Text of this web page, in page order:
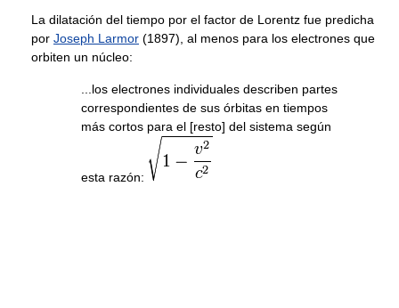
La dilatación del tiempo por el factor de Lorentz fue predicha
por Joseph Larmor (1897), al menos para los electrones que
orbiten un núcleo:
...los electrones individuales describen partes
correspondientes de sus órbitas en tiempos
más cortos para el [resto] del sistema según
esta razón: